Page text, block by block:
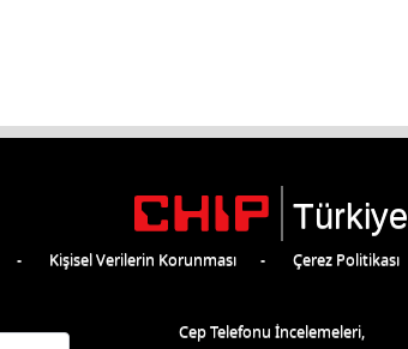
Türkiye
Kişisel Verilerin Korunması Çerez Politikası
Cep Telefonu İncelemeleri,